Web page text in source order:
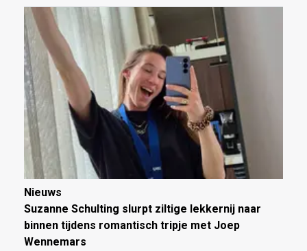
Nieuws
Suzanne Schulting slurpt ziltige lekkernij naar
binnen tijdens romantisch tripje met Joep
Wennemars